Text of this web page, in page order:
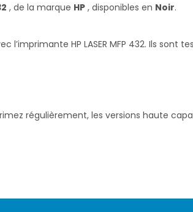
, de la marque HP , disponibles en Noir.
l’imprimante HP LASER MFP 432. Ils
régulièrement, les versions haute